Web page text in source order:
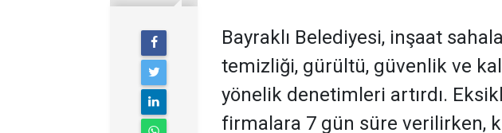
Bayraklı Belediyesi, inşaat
temizliği, gürültü, güvenlik ve
yönelik denetimleri artırdı.
firmalara 7 gün süre verilirken,